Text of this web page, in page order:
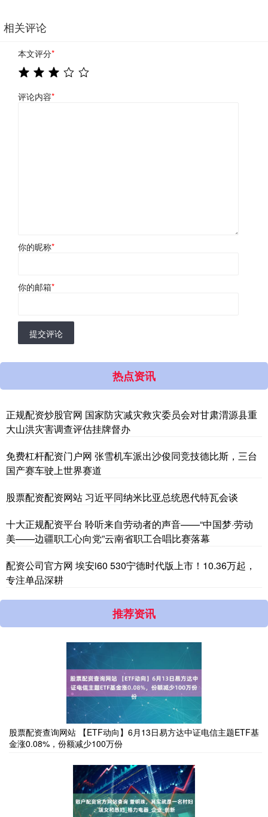
相关评论
本文评分*
评论内容*
你的昵称*
你的邮箱*
提交评论
热点资讯
正规配资炒股官网 国家防灾减灾救灾委员会对甘肃渭源县重
大山洪灾害调查评估挂牌督办
免费杠杆配资门户网 张雪机车派出沙俊同竞技德比斯，三台
国产赛车驶上世界赛道
股票配资配资网站 习近平同纳米比亚总统恩代特瓦会谈
十大正规配资平台 聆听来自劳动者的声音——“中国梦·劳动
美——边疆职工心向党”云南省职工合唱比赛落幕
配资公司官方网 埃安i60 530宁德时代版上市！10.36万起，
专注单品深耕
推荐资讯
股票配资查询网站 【ETF动向】6月13日易方达中证电信主题ETF基
金涨0.08%，份额减少100万份